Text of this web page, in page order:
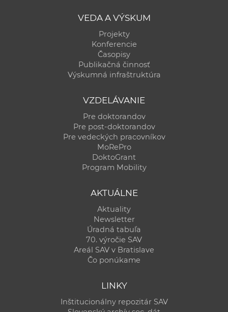
VEDA A VÝSKUM
Projekty
Konferencie
Časopisy
Publikačná činnosť
Výskumná infraštruktúra
VZDELÁVANIE
Pre doktorandov
Pre post-doktorandov
Pre vedeckých pracovníkov
MoRePro
DoktoGrant
Program Mobility
AKTUÁLNE
Aktuality
Newsletter
Úradná tabuľa
70. výročie SAV
Areál SAV v Bratislave
Čo ponúkame
LINKY
Inštitucionálny repozitár SAV